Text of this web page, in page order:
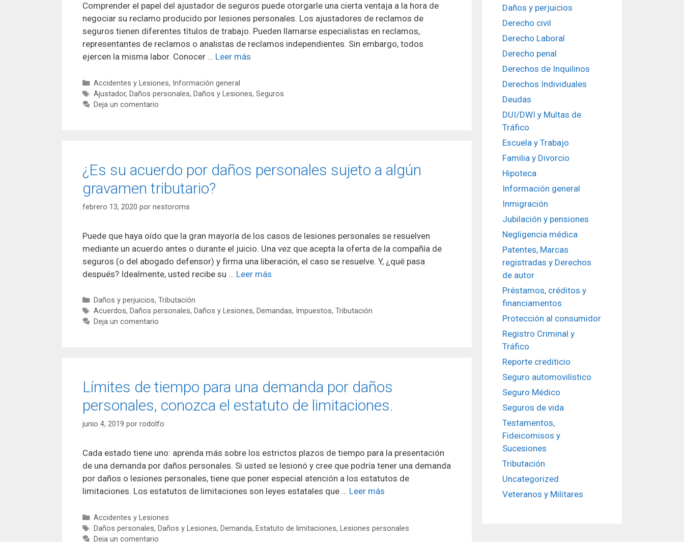
Comprender el papel del ajustador de seguros puede otorgarle una cierta ventaja a la hora de
negociar su reclamo producido por lesiones personales. Los ajustadores de reclamos de
seguros tienen diferentes títulos de trabajo. Pueden llamarse especialistas en reclamos,
representantes de reclamos o analistas de reclamos independientes. Sin embargo, todos
ejercen la misma labor. Conocer … Leer más
Categorías
Accidentes y Lesiones, Información general
Etiquetas
Ajustador, Daños personales, Daños y Lesiones, Seguros
Deja un comentario
¿Es su acuerdo por daños personales sujeto a algún
gravamen tributario?
febrero 13, 2020 por nestoroms
Puede que haya oído que la gran mayoría de los casos de lesiones personales se resuelven
mediante un acuerdo antes o durante el juicio. Una vez que acepta la oferta de la compañía de
seguros (o del abogado defensor) y firma una liberación, el caso se resuelve. Y, ¿qué pasa
después? Idealmente, usted recibe su … Leer más
Categorías
Daños y perjuicios, Tributación
Etiquetas
Acuerdos, Daños personales, Daños y Lesiones, Demandas, Impuestos, Tributación
Deja un comentario
Límites de tiempo para una demanda por daños
personales, conozca el estatuto de limitaciones.
junio 4, 2019 por rodolfo
Cada estado tiene uno: aprenda más sobre los estrictos plazos de tiempo para la presentación
de una demanda por daños personales. Si usted se lesionó y cree que podría tener una demanda
por daños o lesiones personales, tiene que poner especial atención a los estatutos de
limitaciones. Los estatutos de limitaciones son leyes estatales que … Leer más
Categorías
Accidentes y Lesiones
Etiquetas
Daños personales, Daños y Lesiones, Demanda, Estatuto de limitaciones, Lesiones personales
Deja un comentario
Daños y perjuicios
Derecho civil
Derecho Laboral
Derecho penal
Derechos de Inquilinos
Derechos Individuales
Deudas
DUI/DWI y Multas de
Tráfico
Escuela y Trabajo
Familia y Divorcio
Hipoteca
Información general
Inmigración
Jubilación y pensiones
Negligencia médica
Patentes, Marcas
registradas y Derechos
de autor
Préstamos, créditos y
financiamentos
Protección al consumidor
Registro Criminal y
Tráfico
Reporte crediticio
Seguro automovilístico
Seguro Médico
Seguros de vida
Testamentos,
Fideicomisos y
Sucesiones
Tributación
Uncategorized
Veteranos y Militares